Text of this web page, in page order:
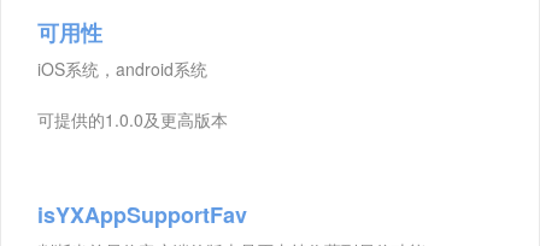
可用性
iOS系统，android系统
可提供的1.0.0及更高版本
isYXAppSupportFav